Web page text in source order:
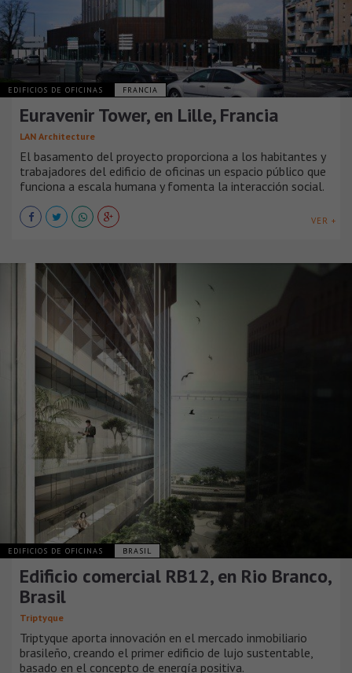
EDIFICIOS DE OFICINAS FRANCIA
Euravenir Tower, en Lille, Francia
LAN Architecture
El basamento del proyecto proporciona a los habitantes y
trabajadores del edificio de oficinas un espacio público que
funciona a escala humana y fomenta la interacción social.
VER +
EDIFICIOS DE OFICINAS BRASIL
Edificio comercial RB12, en Rio Branco,
Brasil
Triptyque
Triptyque aporta innovación en el mercado inmobiliario
brasileño, creando el primer edificio de lujo sustentable,
basado en el concepto de energía positiva.